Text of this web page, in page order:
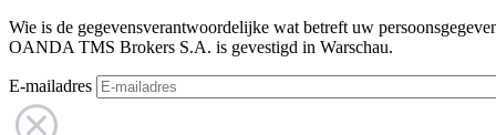
Wie is de gegevensverantwoordelijke wat betreft uw
OANDA TMS Brokers S.A. is gevestigd in Warschau.
E-mailadres